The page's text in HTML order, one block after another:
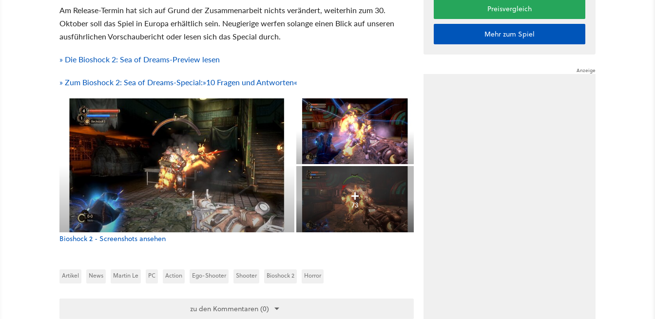
Am Release-Termin hat sich auf Grund der Zusammenarbeit nichts verändert, weiterhin zum 30.
Oktober soll das Spiel in Europa erhältlich sein. Neugierige werfen solange einen Blick auf unseren
ausführlichen Vorschaubericht oder lesen sich das Special durch.
» Die Bioshock 2: Sea of Dreams-Preview lesen
» Zum Bioshock 2: Sea of Dreams-Special:»10 Fragen und Antworten«
73
Bioshock 2 - Screenshots ansehen
Artikel News Martin Le PC Action Ego-Shooter Shooter Bioshock 2 Horror
zu den Kommentaren (0)
Preisvergleich
Mehr zum Spiel